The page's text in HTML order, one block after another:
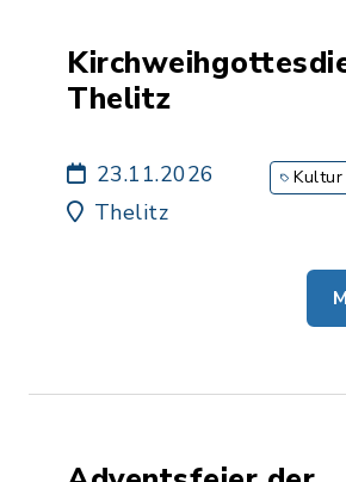
Thelitz
23.11.2026
Thelitz
Kultur